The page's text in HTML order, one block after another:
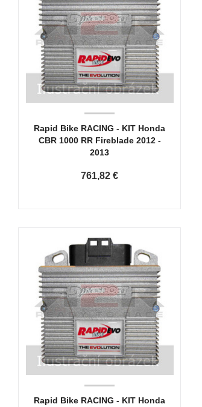
Rapid Bike RACING - KIT Honda
CBR 1000 RR Fireblade 2012 -
2013
761,82 €
Rapid Bike RACING - KIT Honda